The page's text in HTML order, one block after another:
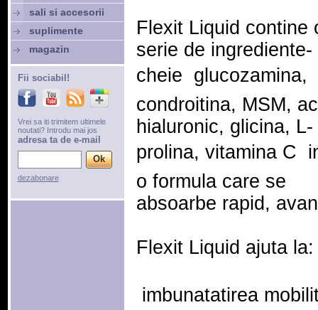
Flexit Liquid contine
serie de ingrediente-
cheie  glucozamina,
condroitina, MSM,
hialuronic, glicina, L-
prolina, vitamina C 
o formula care se
absoarbe rapid,
Flexit Liquid ajuta la:
 imbunatatirea
sali si accesorii
suplimente
magazin
Fii sociabil!
Vrei sa iti trimitem ultimele
noutati? Introdu mai jos
adresa ta de e-mail
dezabonare